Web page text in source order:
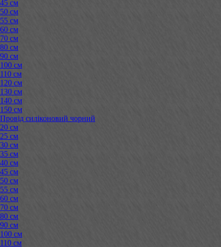
45 см
50 см
55 см
60 см
70 см
80 см
90 см
100 см
110 см
120 см
130 см
140 см
150 см
Провід силіконовий чорний
20 см
25 см
30 см
35 см
40 см
45 см
50 см
55 см
60 см
70 см
80 см
90 см
100 см
110 см